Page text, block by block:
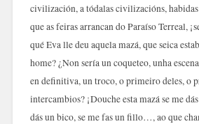
civilización, a tódalas civilizacións,
que as feiras arrancan do Paraíso Terreal,
qué Eva lle deu aquela mazá, que seica
home? ¿Non sería un coqueteo, unha
en definitiva, un troco, o primeiro deles, o
intercambios? ¡Douche esta mazá se me
dás un bico, se me fas un fillo…, ao que